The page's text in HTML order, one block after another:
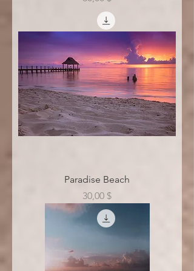
Paradise Beach
Цена
30,00 $